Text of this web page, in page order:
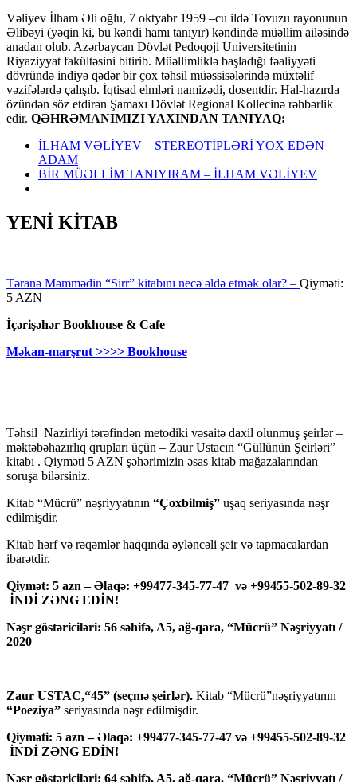
Vəliyev İlham Əli oğlu, 7 oktyabr 1959 –cu ildə Tovuzu rayonunun
Əlibəyi (yəqin ki, bu kəndi hamı tanıyır) kəndində müəllim ailəsində
anadan olub. Azərbaycan Dövlət Pedoqoji Universitetinin
Riyaziyyat fakültəsini bitirib. Müəllimliklə başladığı fəaliyyəti
dövründə indiyə qədər bir çox təhsil müəssisələrində müxtəlif
vəzifələrdə çalışıb. İqtisad elmləri namizədi, dosentdir. Hal-hazırda
özündən söz etdirən Şamaxı Dövlət Regional Kollecinə rəhbərlik
edir. QƏHRƏMANIMIZI YAXINDAN TANIYAQ:
İLHAM VƏLİYEV – STEREOTİPLƏRİ YOX EDƏN
ADAM
BİR MÜƏLLİM TANIYIRAM – İLHAM VƏLİYEV
YENİ KİTAB
Təranə Məmmədin “Sirr” kitabını necə əldə etmək olar? – Qiyməti:
5 AZN
İçərişəhər Bookhouse & Cafe
Məkan-marşrut >>>> Bookhouse
Təhsil Nazirliyi tərəfindən metodiki vəsaitə daxil olunmuş şeirlər –
məktəbəhazırlıq qrupları üçün – Zaur Ustacın “Güllünün Şeirləri”
kitabı . Qiyməti 5 AZN şəhərimizin əsas kitab mağazalarından
soruşa bilərsiniz.
Kitab “Mücrü” nəşriyyatının “Çoxbilmiş” uşaq seriyasında nəşr
edilmişdir.
Kitab hərf və rəqəmlər haqqında əyləncəli şeir və tapmacalardan
ibarətdir.
Qiymət: 5 azn – Əlaqə: +99477-345-77-47 və +99455-502-89-32
İNDİ ZƏNG EDİN!
Nəşr göstəriciləri: 56 səhifə, A5, ağ-qara, “Mücrü” Nəşriyyatı /
2020
Zaur USTAC,“45” (seçmə şeirlər). Kitab “Mücrü”nəşriyyatının
“Poeziya” seriyasında nəşr edilmişdir.
Qiyməti: 5 azn – Əlaqə: +99477-345-77-47 və +99455-502-89-32
İNDİ ZƏNG EDİN!
Nəşr göstəriciləri: 64 səhifə, A5, ağ-qara, “Mücrü” Nəşriyyatı /